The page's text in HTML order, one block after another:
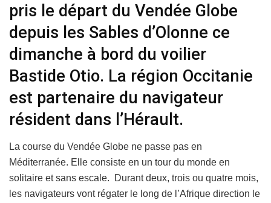
pris le départ du Vendée Globe
depuis les Sables d’Olonne ce
dimanche à bord du voilier
Bastide Otio. La région Occitanie
est partenaire du navigateur
résident dans l’Hérault.
La course du Vendée Globe ne passe pas en
Méditerranée. Elle consiste en un tour du monde en
solitaire et sans escale. Durant deux, trois ou quatre mois,
les navigateurs vont régater le long de l’Afrique direction le